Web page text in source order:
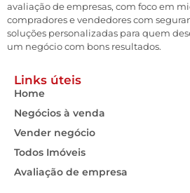
avaliação de empresas, com foco em
compradores e vendedores com
soluções personalizadas para quem
um negócio com bons resultados.
Links úteis
Home
Negócios à venda
Vender negócio
Todos Imóveis
Avaliação de empresa